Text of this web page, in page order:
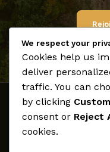
We respect your
Cookies help us
deliver
traffic. You can
by clicking
consent or Reject
cookies.